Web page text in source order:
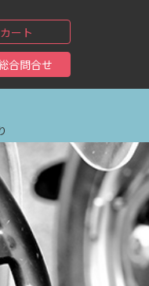
カート
合問合せ